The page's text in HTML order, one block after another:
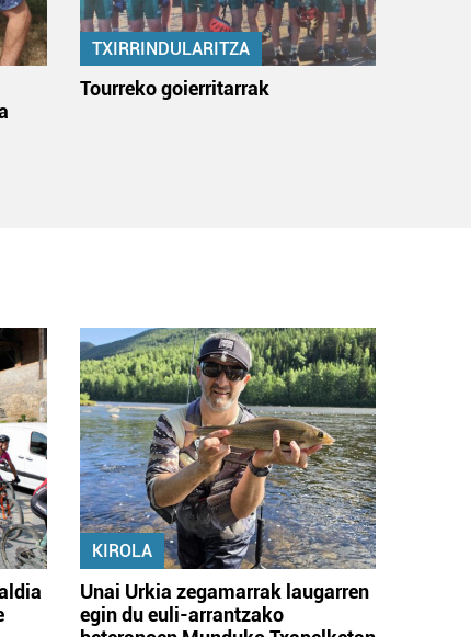
TXIRRINDULARITZA
Tourreko goierritarrak
KIROLA
Unai Urkia zegamarrak laugarren
egin du euli-arrantzako